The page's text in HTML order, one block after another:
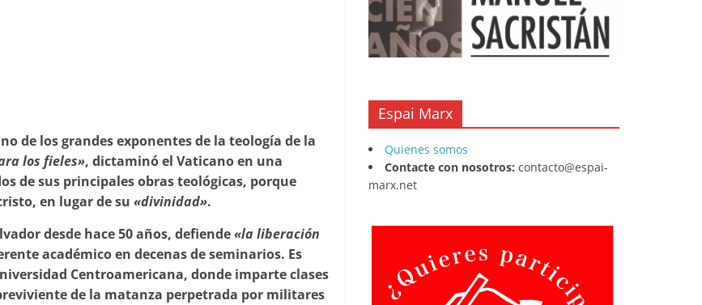
de los grandes exponentes de la teología de la
los fieles», dictaminó el Vaticano en una
de sus principales obras teológicas, porque
en lugar de su «divinidad».
desde hace 50 años, defiende«la liberación
académico en decenas de seminarios. Es
Centroamericana, donde imparte clases
de la matanza perpetrada por militares
Espai Marx
Quienes somos
Contacte con nosotros: contacto@espai-
marx.net